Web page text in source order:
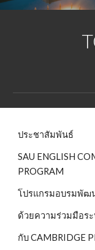
ประชาสัมพันธ์
SAU ENGLISH
PROGRAM
โปรแกรมอบรมพัฒ
ด้วยความร่วมมือระ
กับ CAMBRIDGE